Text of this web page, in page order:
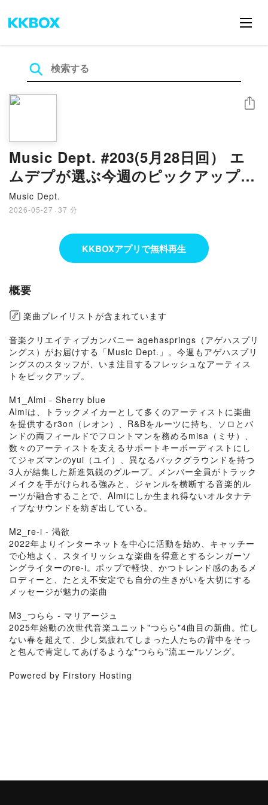
Music Dept. #203(5月28日回） エ
ムデプが選ぶ今週のピックアップア
ーティスト
Music Dept.
2026-05-27 · 37 分
シェア
KKBOXアプリで無料再生
概要
楽曲プレイリストが含まれています
音楽クリエイティブカンパニー agehasprings（アゲハスプリ
ングス）がお届けする「Music Dept.」。今週もアゲハスプリ
ングスのスタッフが、いま注目するフレッシュなアーティス
トをピックアップ。
M1_Almi - Sherry blue
Almiは、トラックメイカーとして多くのアーティストに楽曲
を提供するr3on（レオン）、R&Bをルーツに持ち、ソロとバ
ンドの両フィールドでフロントマンを務めるmisa（ミサ）、
数々のアーティストを支えるサポートキーボーディストにし
てジャズマンのyui（ユイ）、異なるバックグラウンドを持つ
3人が結集した新進気鋭のグループ。メンバー全員がトラック
メイクを手がけられる強みと、ジャンルを横断する音楽的ル
ーツが融合することで、Almiにしか生まれ得ないオルタナテ
ィブなサウンドを紡ぎ出している。
M2_re-i - 渇欲
2022年よりインターネットを中心に活動を始め、キャッチー
で心地よく、スタイリッシュな楽曲を得意とするシンガーソ
ングライターのre-i。ポップで軽快、かつトレンド感のあるメ
ロディーと、たとえ不安定でも自分の生きがいを大切にする
メッセージが魅力の楽曲
M3_つらら - マリアージュ
2025年始動の次世代音楽ユニット"つらら"4曲目の新曲。忙し
ない春を超えて、少し気疲れてしまった人たちの背中をそっ
と包んで肯定してあげるような"つらら"流エールソング。
Powered by Firstory Hosting